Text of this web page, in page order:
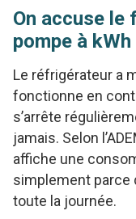
On accuse
pompe à
Le réfrigérateur a
fonctionne en
s’arrête
jamais. Selon
affiche une
simplement parce
toute la journée.